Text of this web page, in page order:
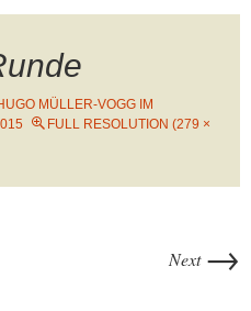
MÜLLER-VOGG IM
FULL RESOLUTION (279 ×
Next →